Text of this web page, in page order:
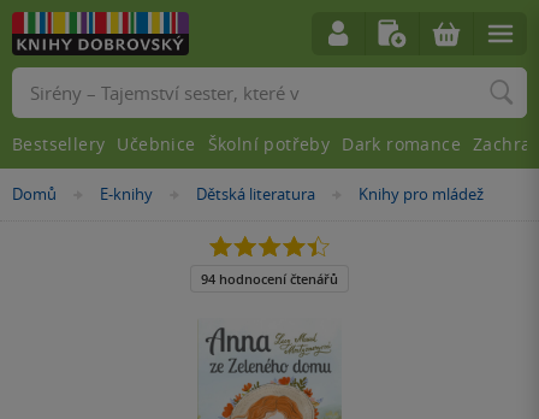
Nacházíte
Domů »
E-knihy »
Dětská literatura »
Knihy pro mládež
4.4
z
5
94 hodnocení čtenářů
Vyhledávání
Bestsellery Učebnice Školní potřeby Dark romance